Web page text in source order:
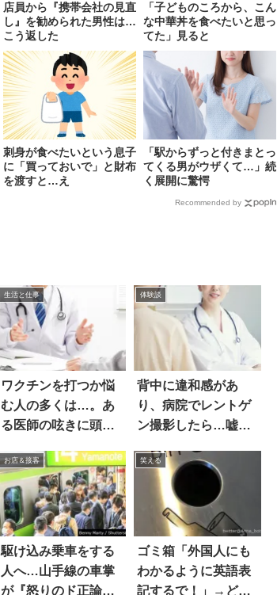
店員から『携帯会社の見直
し』を勧められた男性は…
こう返した
「子どものころから、こん
な中華丼を食べたいと思っ
てた」見ると
刺身が食べたいという息子
に「買っておいで」と財布
を渡すと…え
「駅からずっと付きまとっ
てくる男がウザくて…」続
く展開に驚愕
Recommended by
生活と仕事
ワクチンを打つか悩
む人の多くは…。あ
る医師の呟きに頭を
体験談
背中に違和感があ
り、病院でレントゲ
ン撮影したら…嘘だ
お店＆接客
駆け込み乗車をする
人へ…山手線の車掌
が『怒りのド正論』
笑える
ゴミ箱「外国人にも
わかるように英語表
記するで！」→どう